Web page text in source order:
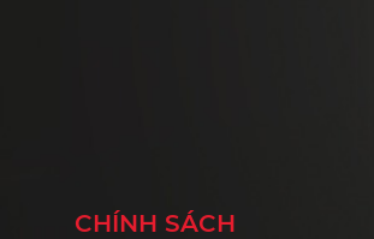
CHÍNH SÁCH